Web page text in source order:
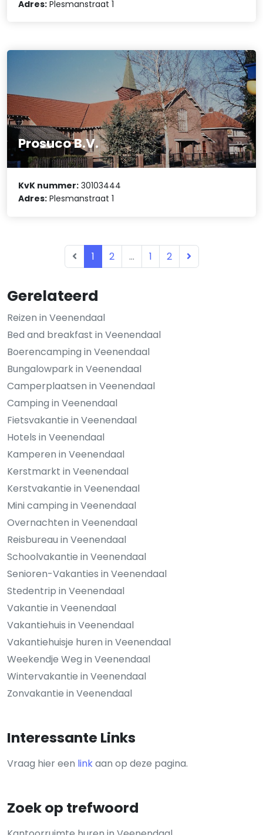
Gerelateerd
Reizen in Veenendaal
Bed and breakfast in Veenendaal
Boerencamping in Veenendaal
Bungalowpark in Veenendaal
Camperplaatsen in Veenendaal
Camping in Veenendaal
Fietsvakantie in Veenendaal
Hotels in Veenendaal
Kamperen in Veenendaal
Kerstmarkt in Veenendaal
Kerstvakantie in Veenendaal
Mini camping in Veenendaal
Overnachten in Veenendaal
Reisbureau in Veenendaal
Schoolvakantie in Veenendaal
Senioren-Vakanties in Veenendaal
Stedentrip in Veenendaal
Vakantie in Veenendaal
Vakantiehuis in Veenendaal
Vakantiehuisje huren in Veenendaal
Weekendje Weg in Veenendaal
Wintervakantie in Veenendaal
Zonvakantie in Veenendaal
Interessante Links
Vraag hier een linkaan op deze pagina.
Zoek op trefwoord
Adres: Plesmanstraat 1
Prosuco B.V.
KvK nummer: 30103444
Adres: Plesmanstraat 1
1 2 ... 1 2